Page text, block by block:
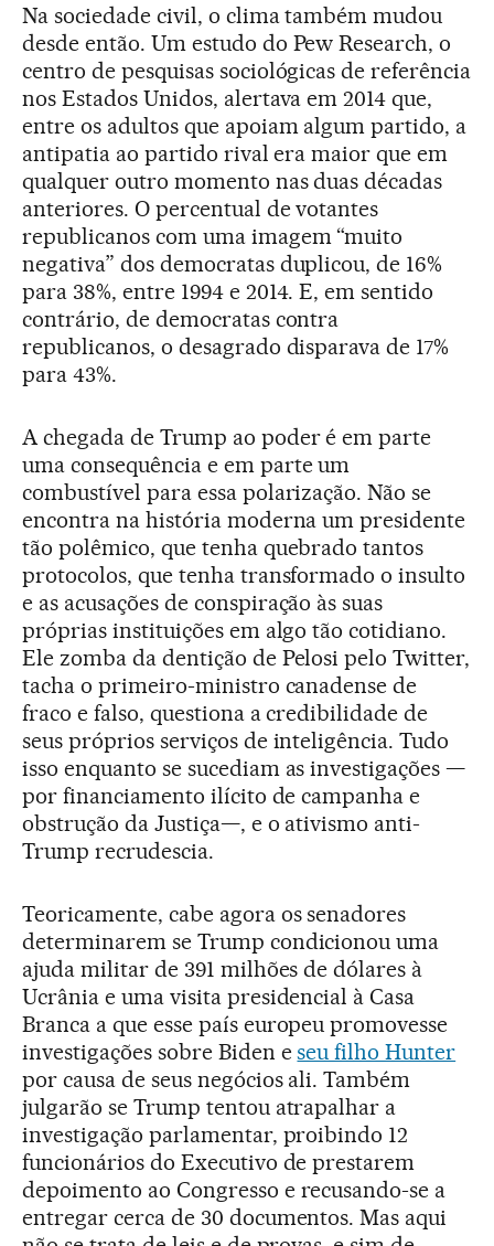
Na sociedade civil, o clima também mudou
desde então. Um estudo do Pew Research, o
centro de pesquisas sociológicas de referência
nos Estados Unidos, alertava em 2014 que,
entre os adultos que apoiam algum partido, a
antipatia ao partido rival era maior que em
qualquer outro momento nas duas décadas
anteriores. O percentual de votantes
republicanos com uma imagem “muito
negativa” dos democratas duplicou, de 16%
para 38%, entre 1994 e 2014. E, em sentido
contrário, de democratas contra
republicanos, o desagrado disparava de 17%
para 43%.
A chegada de Trump ao poder é em parte
uma consequência e em parte um
combustível para essa polarização. Não se
encontra na história moderna um presidente
tão polêmico, que tenha quebrado tantos
protocolos, que tenha transformado o insulto
e as acusações de conspiração às suas
próprias instituições em algo tão cotidiano.
Ele zomba da dentição de Pelosi pelo Twitter,
tacha o primeiro-ministro canadense de
fraco e falso, questiona a credibilidade de
seus próprios serviços de inteligência. Tudo
isso enquanto se sucediam as investigações —
por financiamento ilícito de campanha e
obstrução da Justiça—, e o ativismo anti-
Trump recrudescia.
Teoricamente, cabe agora os senadores
determinarem se Trump condicionou uma
ajuda militar de 391 milhões de dólares à
Ucrânia e uma visita presidencial à Casa
Branca a que esse país europeu promovesse
investigações sobre Biden eseu filho Hunter
por causa de seus negócios ali. Também
julgarão se Trump tentou atrapalhar a
investigação parlamentar, proibindo 12
funcionários do Executivo de prestarem
depoimento ao Congresso e recusando-se a
entregar cerca de 30 documentos. Mas aqui